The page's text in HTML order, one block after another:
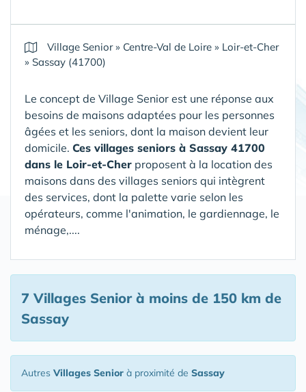
Village Senior» Centre-Val de Loire » Loir-et-Cher
» Sassay (41700)
Le concept de Village Senior est une réponse aux
besoins de maisons adaptées pour les personnes
âgées et les seniors, dont la maison devient leur
domicile. Ces villages seniors à Sassay 41700
dans le Loir-et-Cher proposent à la location des
maisons dans des villages seniors qui intègrent
des services, dont la palette varie selon les
opérateurs, comme l'animation, le gardiennage, le
ménage,....
7 Villages Seniorà moins de 150 km de
Sassay
Autres Villages Senior à proximité de Sassay